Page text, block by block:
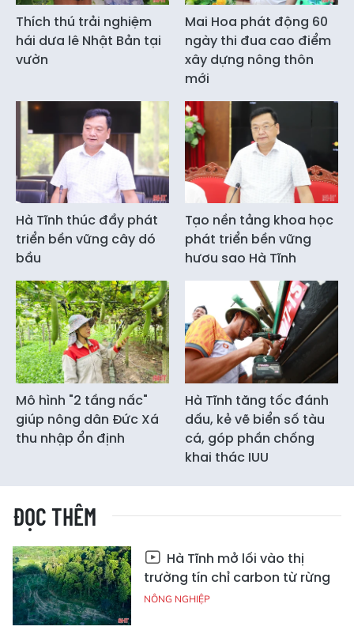
Thích thú trải nghiệm
hái dưa lê Nhật Bản tại
vườn
Mai Hoa phát động 60
ngày thi đua cao điểm
xây dựng nông thôn
mới
Hà Tĩnh thúc đẩy phát
triển bền vững cây dó
bầu
Tạo nền tảng khoa học
phát triển bền vững
hươu sao Hà Tĩnh
Mô hình "2 tầng nấc"
giúp nông dân Đức Xá
thu nhập ổn định
Hà Tĩnh tăng tốc đánh
dấu, kẻ vẽ biển số tàu
cá, góp phần chống
khai thác IUU
ĐỌC THÊM
Hà Tĩnh mở lối vào thị
trường tín chỉ carbon từ rừng
NÔNG NGHIỆP